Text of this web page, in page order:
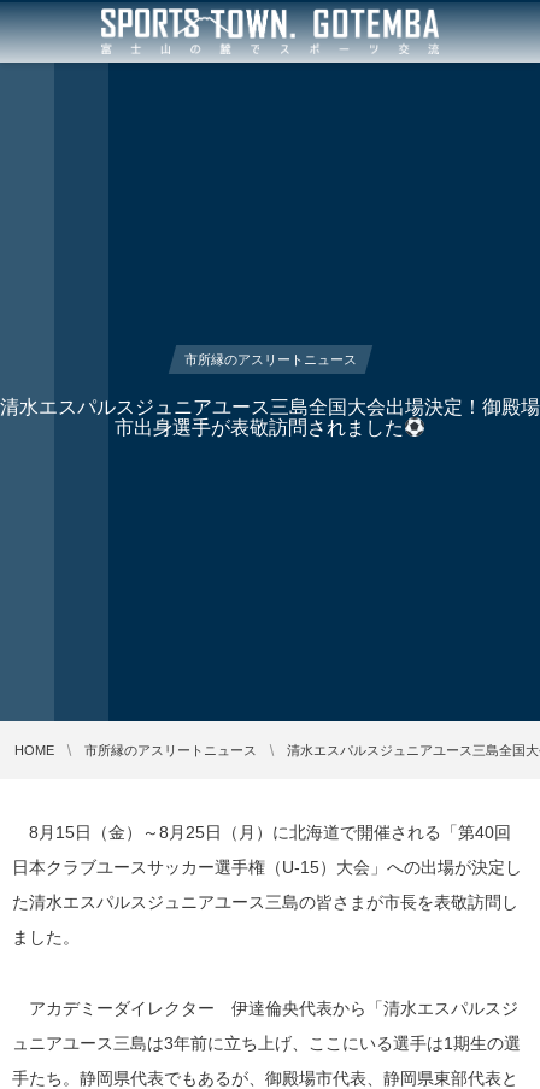
市所縁のアスリートニュース
清水エスパルスジュニアユース三島全国大会出場決定！御殿場
市出身選手が表敬訪問されました
HOME 市所縁のアスリートニュース 清水エスパルスジュニアユース三島全国
8月15日（金）～8月25日（月）に北海道で開催される「第40回
日本クラブユースサッカー選手権（U-15）大会」への出場が決定し
た清水エスパルスジュニアユース三島の皆さまが市長を表敬訪問し
ました。
アカデミーダイレクター 伊達倫央代表から「清水エスパルスジ
ュニアユース三島は3年前に立ち上げ、ここにいる選手は1期生の選
手たち。静岡県代表でもあるが、御殿場市代表、静岡県東部代表と